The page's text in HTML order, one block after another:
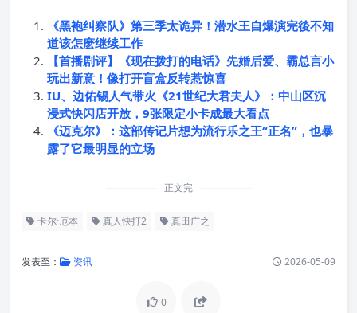
《黑袍纠察队》第三季太诡异！潜水王自爆演完後不知
道该怎麽继续工作
【首播剧评】《现在拨打的电话》先婚后爱、霸总言小
玩出新意！像打开盲盒反转惹惊喜
IU、边佑锡人气带火《21世纪大君夫人》：中山区沉
浸式快闪店开放，9张限定小卡成最大看点
《迈克尔》：这部传记片想为流行乐之王“正名”，也暴
露了它最明显的立场
正文完
卡尔·厄本 真人快打2 真田广之
发表至： 资讯 2026-05-09
0